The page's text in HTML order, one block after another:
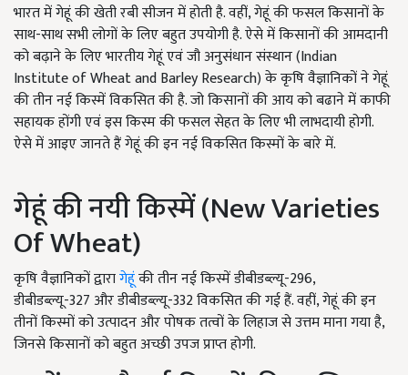
भारत में गेहूं की खेती रबी सीजन में होती है. वहीं, गेहूं की फसल किसानों के
साथ-साथ सभी लोगों के लिए बहुत उपयोगी है. ऐसे में किसानों की आमदानी
को बढ़ाने के लिए भारतीय गेहूं एवं जौ अनुसंधान संस्थान (Indian
Institute of Wheat and Barley Research) के कृषि वैज्ञानिकों ने गेहूं
की तीन नई किस्में विकसित की है. जो किसानों की आय को बढाने में काफी
सहायक होंगी एवं इस किस्म की फसल सेहत के लिए भी लाभदायी होगी.
ऐसे में आइए जानते हैं गेहूं की इन नई विकसित किस्मों के बारे में.
गेहूं की नयी किस्में (New Varieties
Of Wheat)
कृषि वैज्ञानिकों द्वारागेहूंकी तीन नई किस्में डीबीडब्ल्यू-296,
डीबीडब्ल्यू-327 और डीबीडब्ल्यू-332 विकसित की गई हैं. वहीं, गेहूं की इन
तीनों किस्मों को उत्पादन और पोषक तत्वों के लिहाज से उत्तम माना गया है,
जिनसे किसानों को बहुत अच्छी उपज प्राप्त होगी.